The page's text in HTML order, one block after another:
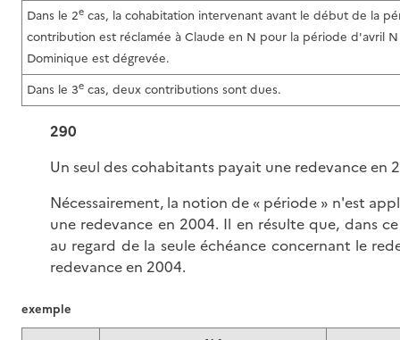
Dans le 2e cas, la cohabitation intervenant avant le début de la
contribution est réclamée à Claude en N pour la période d'avril
Dominique est dégrevée.
Dans le 3e cas, deux contributions sont dues.
290
Un seul des cohabitants payait une redevance en
Nécessairement, la notion de « période » n'est
une redevance en 2004. Il en résulte que, dans
au regard de la seule échéance concernant le
redevance en 2004.
exemple